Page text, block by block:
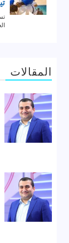
المقالات